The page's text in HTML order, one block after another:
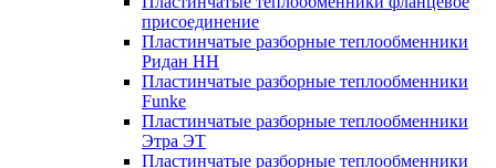
присоединение
Пластинчатые разборные теплообменники
Ридан НН
Пластинчатые разборные теплообменники
Funke
Пластинчатые разборные теплообменники
Этра ЭТ
Пластинчатые разборные теплообменники